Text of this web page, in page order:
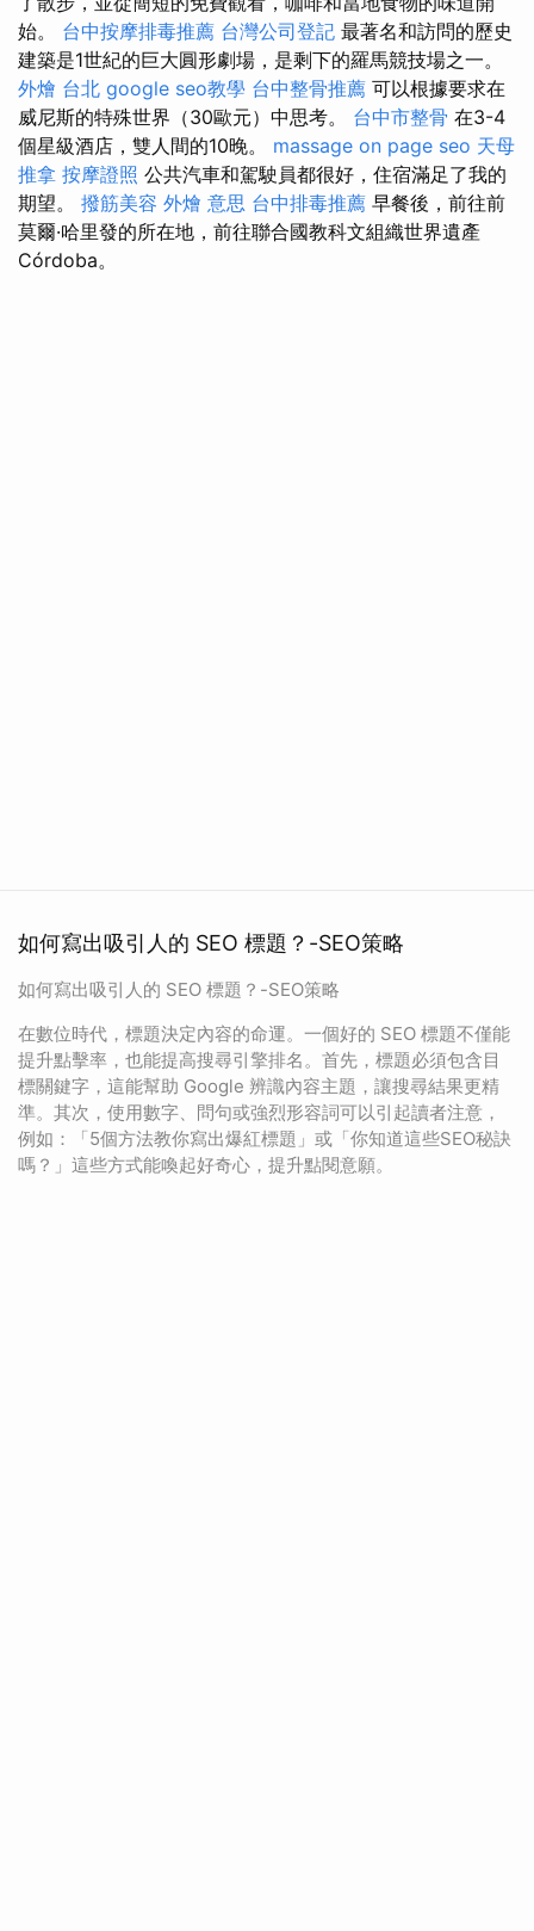
始。 台中按摩排毒推薦 台灣公司登記 最著名和訪問的歷史
建築是1世紀的巨大圓形劇場，是剩下的羅馬競技場之一。
外燴 台北 google seo教學 台中整骨推薦 可以根據要求在
威尼斯的特殊世界（30歐元）中思考。 台中市整骨 在3-4
個星級酒店，雙人間的10晚。 massage on page seo 天母
推拿 按摩證照 公共汽車和駕駛員都很好，住宿滿足了我的
期望。 撥筋美容 外燴 意思 台中排毒推薦 早餐後，前往前
莫爾·哈里發的所在地，前往聯合國教科文組織世界遺產
Córdoba。
如何寫出吸引人的 SEO 標題？-SEO策略
如何寫出吸引人的 SEO 標題？-SEO策略
在數位時代，標題決定內容的命運。一個好的 SEO 標題不僅能
提升點擊率，也能提高搜尋引擎排名。首先，標題必須包含目
標關鍵字，這能幫助 Google 辨識內容主題，讓搜尋結果更精
準。其次，使用數字、問句或強烈形容詞可以引起讀者注意，
例如：「5個方法教你寫出爆紅標題」或「你知道這些SEO秘訣
嗎？」這些方式能喚起好奇心，提升點閱意願。